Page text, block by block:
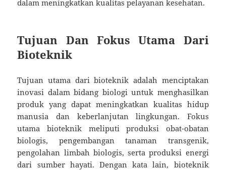
dalam meningkatkan kualitas pelayanan kesehatan.
Tujuan Dan Fokus Utama Dari
Bioteknik
Tujuan utama dari bioteknik adalah menciptakan
inovasi dalam bidang biologi untuk menghasilkan
produk yang dapat meningkatkan kualitas hidup
manusia dan keberlanjutan lingkungan. Fokus
utama bioteknik meliputi produksi obat-obatan
biologis, pengembangan tanaman transgenik,
pengolahan limbah biologis, serta produksi energi
dari sumber hayati. Dengan kata lain, bioteknik